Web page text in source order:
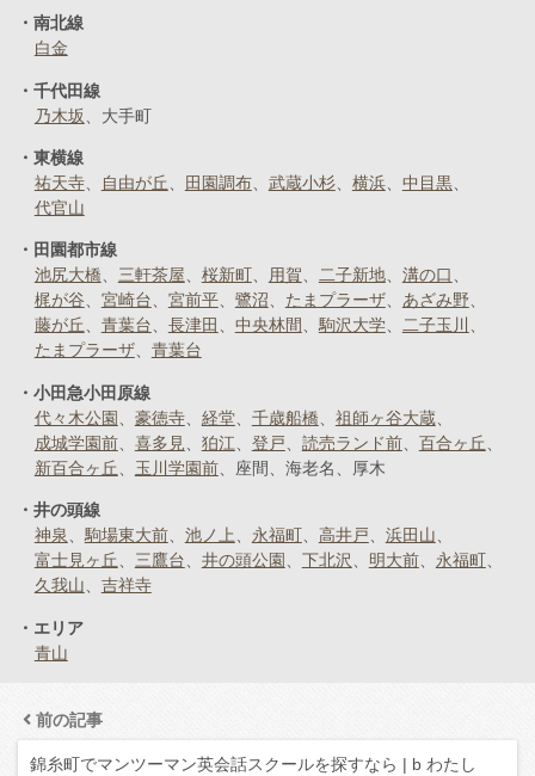
南北線
白金
千代田線
乃木坂
大手町
東横線
祐天寺
自由が丘 田園調布 武蔵小杉 横浜
中目黒
代官山
田園都市線
池尻大橋
三軒茶屋 桜新町 用賀 二子新地
溝の口
梶が谷
宮崎台 宮前平 鷺沼 たまプラーザ
あざみ野
藤が丘
青葉台 長津田 中央林間 駒沢大学
二子玉川
たまプラーザ
青葉台
小田急小田原線
代々木公園
豪徳寺 経堂 千歳船橋
祖師ヶ谷大蔵
成城学園前
喜多見 狛江 登戸 読売ランド前
百合ヶ丘
新百合ヶ丘
玉川学園前 座間 海老名 厚木
井の頭線
神泉
駒場東大前 池ノ上 永福町 高井戸
浜田山
富士見ヶ丘
三鷹台 井の頭公園 下北沢 明大前
永福町
久我山
吉祥寺
エリア
青山
前の記事
錦糸町でマンツーマン英会話スクールを探すなら | b わたし